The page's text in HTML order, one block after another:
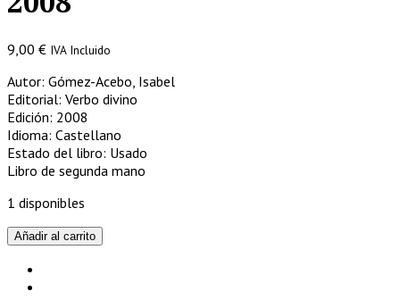
9,00 € IVA Incluido
Autor: Gómez-Acebo, Isabel
Editorial: Verbo divino
Edición: 2008
Idioma: Castellano
Estado del libro: Usado
Libro de segunda mano
1 disponibles
Lucas
/Isabel
Gómez
Acebo/Ed.Verbo
Añadir al carrito